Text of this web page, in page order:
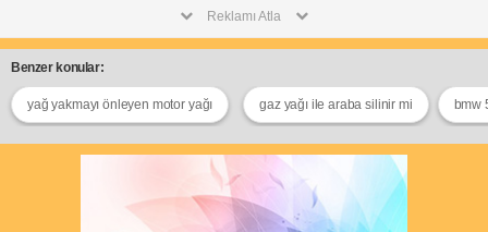
Reklamı Atla
Benzer konular:
yağ yakmayı önleyen motor yağı gaz yağı ile araba silinir mi bmw